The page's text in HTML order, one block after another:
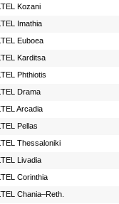
Kozani
Imathia
Euboea
Karditsa
Phthiotis
Drama
Arcadia
Pellas
Thessaloniki
Livadia
Corinthia
Chania–Reth.